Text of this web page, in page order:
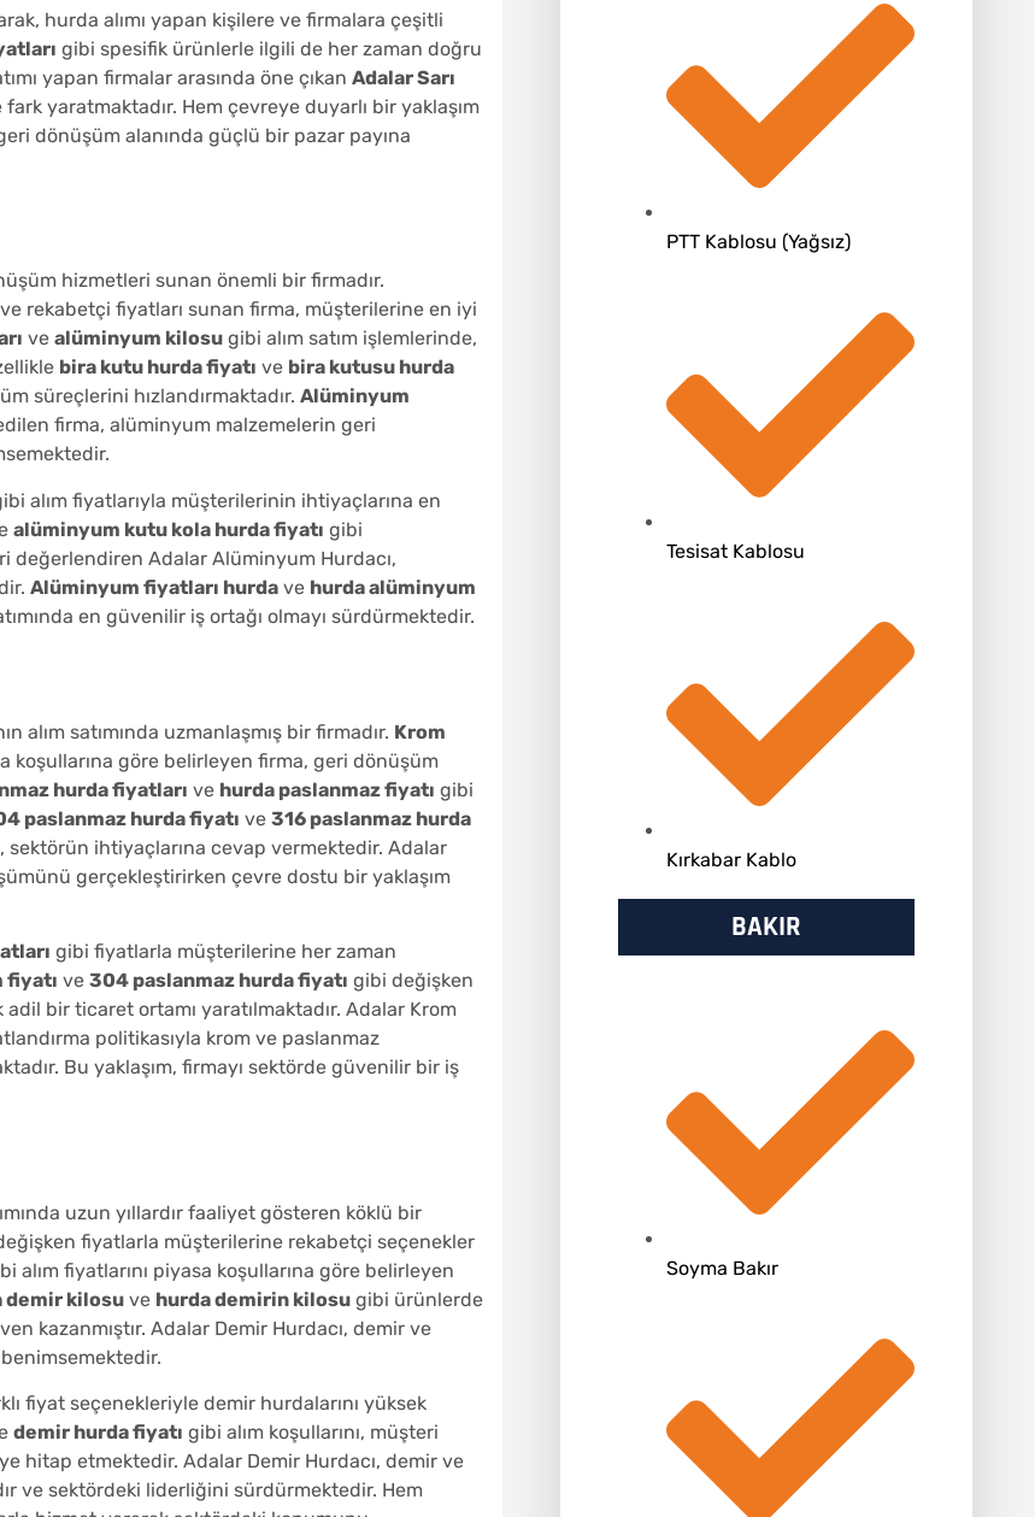
hurda alımı yapan kişilere ve firmalara çeşitli
gibi spesifik ürünlerle ilgili de her zaman doğru
yapan firmalar arasında öne çıkan Adalar Sarı
yaratmaktadır. Hem çevreye duyarlı bir yaklaşım
dönüşüm alanında güçlü bir pazar payına
hizmetleri sunan önemli bir firmadır.
rekabetçi fiyatları sunan firma, müşterilerine en iyi
ve alüminyum kilosu gibi alım satım işlemlerinde,
bira kutu hurda fiyatı ve bira kutusu hurda
süreçlerini hızlandırmaktadır. Alüminyum
firma, alüminyum malzemelerin geri
alım fiyatlarıyla müşterilerinin ihtiyaçlarına en
alüminyum kutu kola hurda fiyatı gibi
Adalar Alüminyum Hurdacı,
Alüminyum fiyatları hurda ve hurda alüminyum
en güvenilir iş ortağı olmayı sürdürmektedir.
alım satımında uzmanlaşmış bir firmadır. Krom
koşullarına göre belirleyen firma, geri dönüşüm
hurda fiyatları ve hurda paslanmaz fiyatı gibi
paslanmaz hurda fiyatı ve 316 paslanmaz hurda
ihtiyaçlarına cevap vermektedir. Adalar
gerçekleştirirken çevre dostu bir yaklaşım
gibi fiyatlarla müşterilerine her zaman
fiyatı ve 304 paslanmaz hurda fiyatı gibi değişken
bir ticaret ortamı yaratılmaktadır. Adalar Krom
politikasıyla krom ve paslanmaz
Bu yaklaşım, firmayı sektörde güvenilir bir iş
uzun yıllardır faaliyet gösteren köklü bir
fiyatlarla müşterilerine rekabetçi seçenekler
alım fiyatlarını piyasa koşullarına göre belirleyen
demir kilosu ve hurda demirin kilosu gibi ürünlerde
kazanmıştır. Adalar Demir Hurdacı, demir ve
fiyat seçenekleriyle demir hurdalarını yüksek
demir hurda fiyatı gibi alım koşullarını, müşteri
hitap etmektedir. Adalar Demir Hurdacı, demir ve
ve sektördeki liderliğini sürdürmektedir. Hem
PTT Kablosu (Yağsız)
Tesisat Kablosu
Kırkabar Kablo
BAKIR
Soyma Bakır